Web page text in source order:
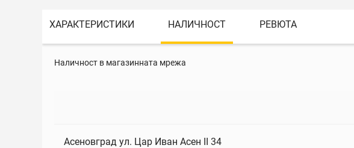
ХАРАКТЕРИСТИКИ НАЛИЧНОСТ РЕВЮТА
Наличност в магазинната мрежа
Асеновград ул. Цар Иван Асен II 34